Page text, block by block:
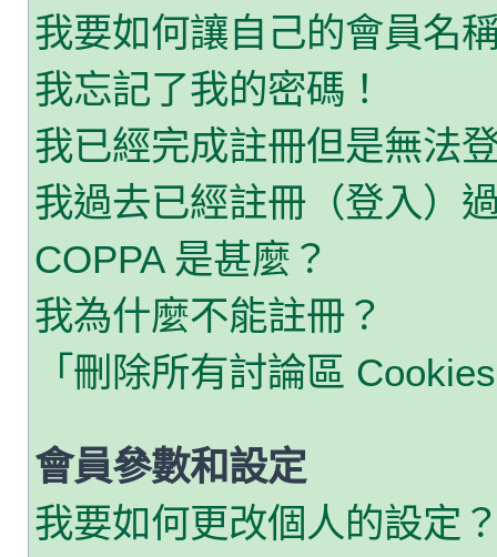
我要如何讓自己的會員名
我忘記了我的密碼！
我已經完成註冊但是無法
我過去已經註冊（登入）
COPPA 是甚麼？
我為什麼不能註冊？
「刪除所有討論區
會員參數和設定
我要如何更改個人的設定